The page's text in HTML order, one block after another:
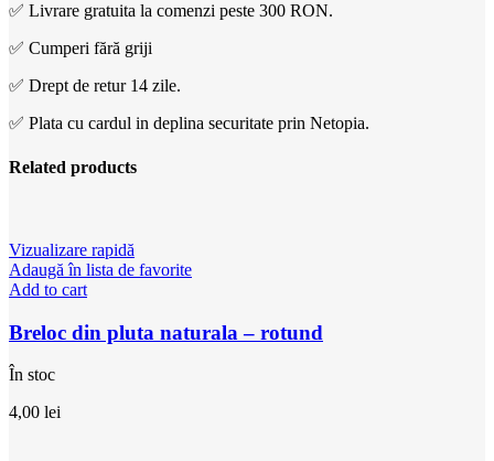
✅ Livrare gratuita la comenzi peste 300 RON.
✅ Cumperi fără griji
✅ Drept de retur 14 zile.
✅ Plata cu cardul in deplina securitate prin Netopia.
Related products
Vizualizare rapidă
Adaugă în lista de favorite
Add to cart
Breloc din pluta naturala – rotund
În stoc
4,00 lei